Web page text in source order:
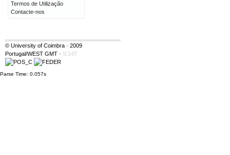
Termos de Utilização
Contacte-nos
© University of Coimbra · 2009
Portugal/WEST GMT · S:147
Parse Time: 0.057s